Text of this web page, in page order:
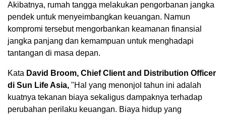
Akibatnya, rumah tangga melakukan pengorbanan jangka
pendek untuk menyeimbangkan keuangan. Namun
kompromi tersebut mengorbankan keamanan finansial
jangka panjang dan kemampuan untuk menghadapi
tantangan di masa depan.
Kata David Broom, Chief Client and Distribution Officer
di Sun Life Asia, "Hal yang menonjol tahun ini adalah
kuatnya tekanan biaya sekaligus dampaknya terhadap
perubahan perilaku keuangan. Biaya hidup yang